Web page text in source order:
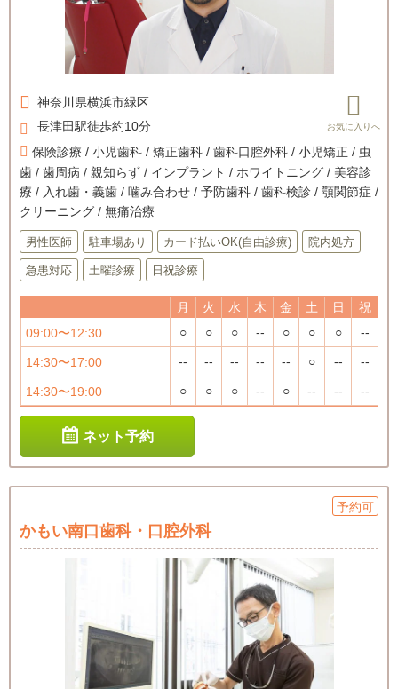
神奈川県横浜市緑区
長津田駅徒歩約10分
保険診療 / 小児歯科 / 矯正歯科 / 歯科口腔外科 / 小児矯正 / 虫
歯 / 歯周病 / 親知らず / インプラント / ホワイトニング / 美容診
療 / 入れ歯・義歯 / 噛み合わせ / 予防歯科 / 歯科検診 / 顎関節症 /
クリーニング / 無痛治療
男性医師 駐車場あり カード払いOK(自由診療) 院内処方
急患対応 土曜診療 日祝診療
月 火 水 木 金 土 日
祝
09:00〜12:30
○ ○ ○ -- ○ ○ ○ --
14:30〜17:00 -- -- -- -- -- ○ -- --
14:30〜19:00 ○ ○ ○ -- ○ -- -- --
ネット予約
予約可
かもい南口歯科・口腔外科